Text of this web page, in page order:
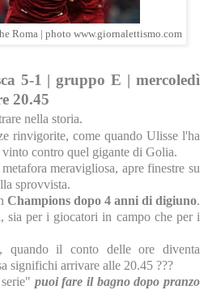
Roma | photo www.giornalettismo.com
5-1 | gruppo E | mercoledì
20.45
nella storia.
rinvigorite, come quando Ulisse l'ha
contro quel gigante di Golia.
meravigliosa, apre finestre su
sprovvista.
Champions dopo 4 anni di digiuno.
sia per i giocatori in campo che per i
quando il conto delle ore diventa
significhi arrivare alle 20.45 ???
puoi fare il bagno dopo pranzo